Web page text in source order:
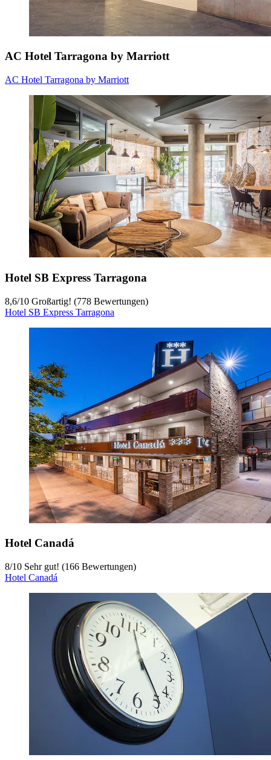
AC Hotel Tarragona by Marriott
AC Hotel Tarragona by Marriott
Hotel SB Express Tarragona
8,6/10 Großartig! (778 Bewertungen)
Hotel SB Express Tarragona
Hotel Canadá
8/10 Sehr gut! (166 Bewertungen)
Hotel Canadá